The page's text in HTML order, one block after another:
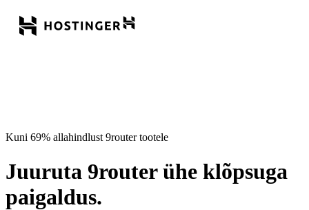
Kuni 69% allahindlust 9router tootele
Juuruta 9router ühe klõpsuga
paigaldus.